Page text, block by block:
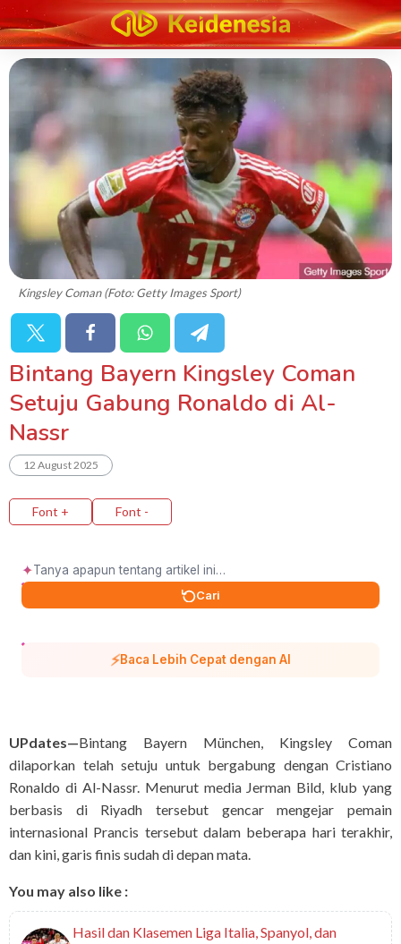
Kingsley Coman (Foto: Getty Images Sport)
Bintang Bayern Kingsley Coman
Setuju Gabung Ronaldo di Al-
Nassr
12 August 2025
Font + Font -
✦
Cari
⚡Baca Lebih Cepat dengan AI
UPdates—Bintang Bayern München, Kingsley Coman
dilaporkan telah setuju untuk bergabung dengan Cristiano
Ronaldo di Al-Nassr. Menurut media Jerman Bild, klub yang
berbasis di Riyadh tersebut gencar mengejar pemain
internasional Prancis tersebut dalam beberapa hari terakhir,
dan kini, garis finis sudah di depan mata.
You may also like :
Hasil dan Klasemen Liga Italia, Spanyol, dan